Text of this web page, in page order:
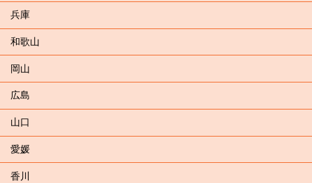
兵庫
和歌山
岡山
広島
山口
愛媛
香川